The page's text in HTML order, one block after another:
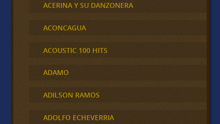
ACERINA Y SU DANZONERA
ACONCAGUA
ACOUSTIC 100 HITS
ADAMO
ADILSON RAMOS
ADOLFO ECHEVERRIA